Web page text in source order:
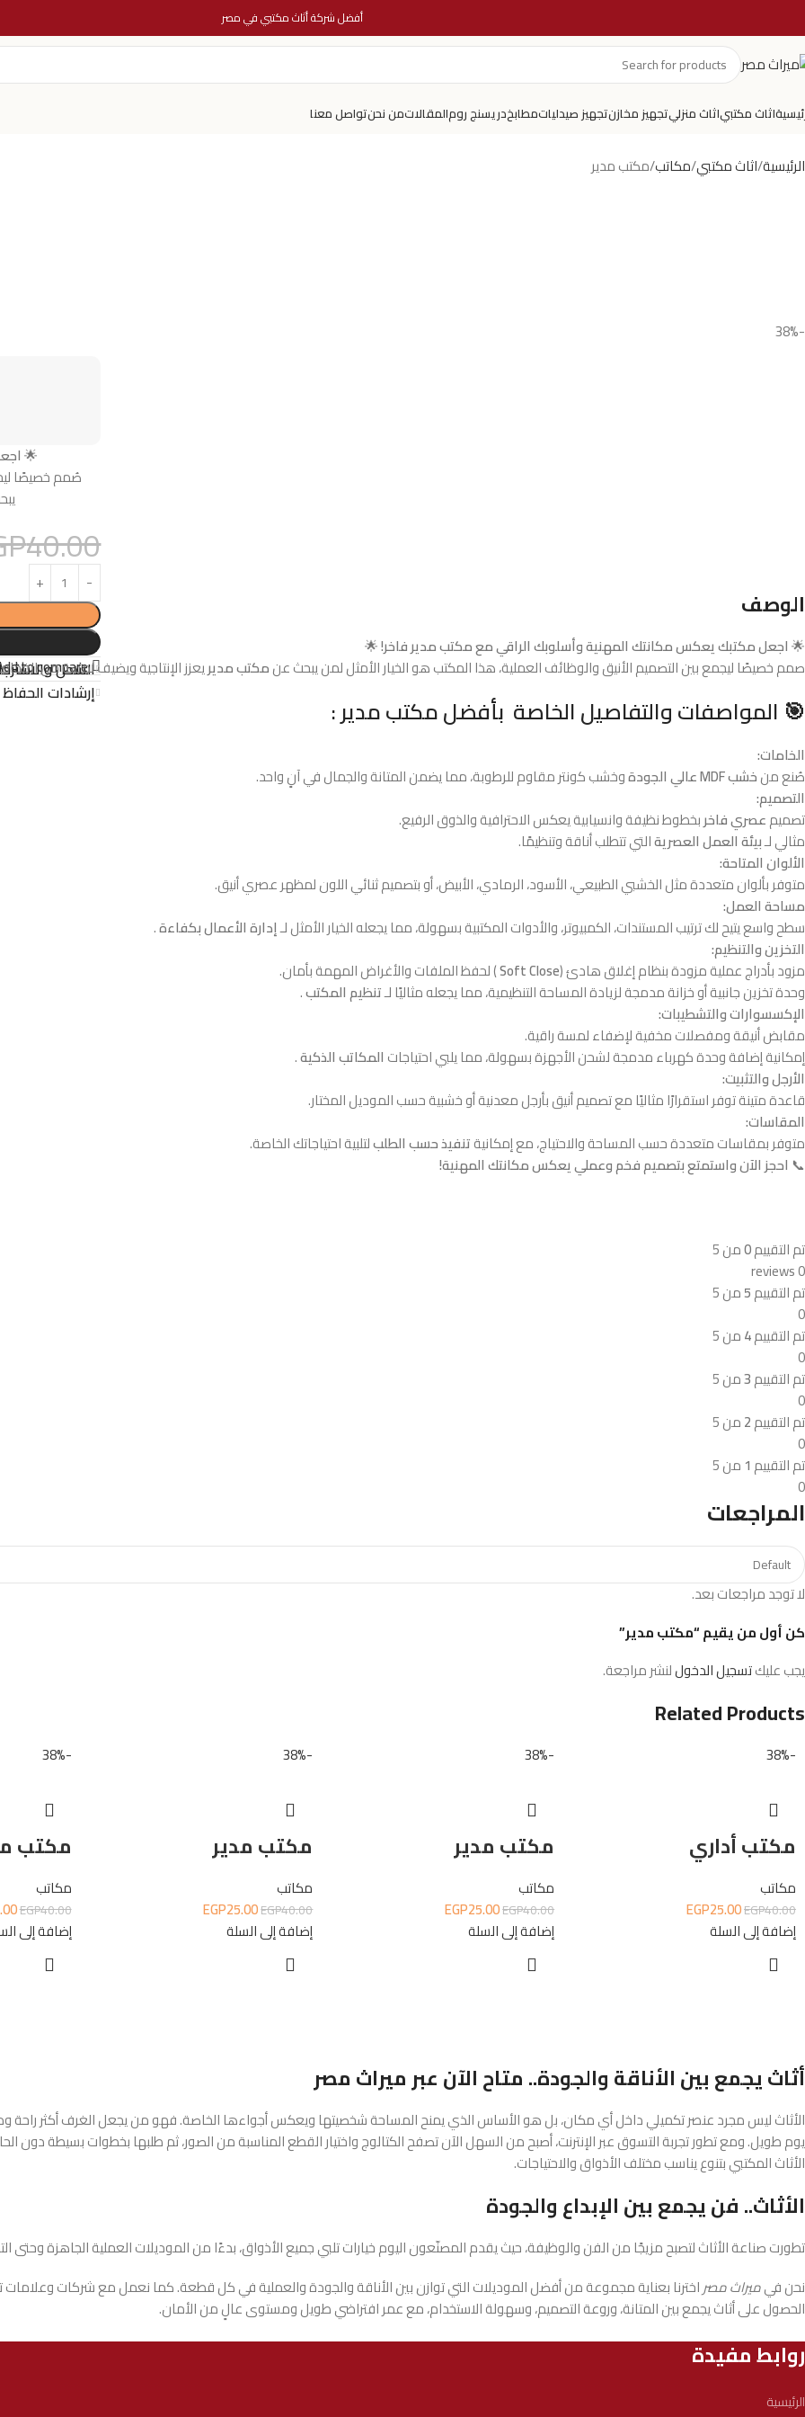
أفضل شركة أثاث مكتبي في مصر
اثاث مكتبياثاث منزليتجهيز مخازنتجهيز صيدلياتمطابخدريسنج رومالمقالاتمن نحنتواصل معنا
الرئيسية اثاث مكتبي مكاتب مكتب مدير
-38%
🌟
صُمم خصيصًا
40.00
to compare
الشحن
إرشادات
الوصف
🌟اجعل مكتبك يعكس مكانتك المهنية وأسلوبك الراقي مع مكتب مدير فاخر!🌟
صمم خصيصًا ليجمع بين التصميم الأنيق والوظائف العملية، هذا المكتب هو الخيار الأمثل لمن يبحث عنمكتب مديريعزز الإنتاجية ويضيف لمسة من
🎯 المواصفات والتفاصيل الخاصة بأفضل مكتب مدير :
الخامات:
صُنع منخشب MDF عالي الجودة
وخشب كونتر مقاوم للرطوبة، مما يضمن المتانة والجمال في آنٍ واحد.
التصميم:
تصميمعصري فاخربخطوط نظيفة وانسيابية يعكس الاحترافية والذوق الرفيع.
مثالي لـبيئة العمل العصريةالتي تتطلب أناقة وتنظيمًا.
الألوان المتاحة:
متوفر بألوان متعددة مثل الخشبي الطبيعي، الأسود، الرمادي، الأبيض، أو بتصميم ثنائي اللون لمظهر عصري أنيق.
مساحة العمل:
سطح واسع يتيح لك ترتيب المستندات، الكمبيوتر، والأدوات المكتبية بسهولة، مما يجعله الخيار الأمثل لـإدارة الأعمال بكفاءة.
التخزين والتنظيم:
مزود بأدراج عملية مزودة بنظام إغلاق هادئ (Soft Close) لحفظ الملفات والأغراض المهمة بأمان.
وحدة تخزين جانبية أو خزانة مدمجة لزيادة المساحة التنظيمية، مما يجعله مثاليًا لـتنظيم المكتب.
الإكسسوارات والتشطيبات:
مقابض أنيقة ومفصلات مخفية لإضفاء لمسة راقية.
إمكانية إضافة وحدة كهرباء مدمجة لشحن الأجهزة بسهولة، مما يلبي احتياجات المكاتب الذكية.
الأرجل والتثبيت:
قاعدة متينة توفر استقرارًا مثاليًا مع تصميم أنيق بأرجل معدنية أو خشبية حسب الموديل المختار.
المقاسات:
متوفر بمقاسات متعددة حسب المساحة والاحتياج، مع إمكانيةتنفيذ حسب الطلبلتلبية احتياجاتك الخاصة.
📞 احجز الآن واستمتع بتصميم فخم وعملي يعكس مكانتك المهنية!
تم التقييم0من 5
0 reviews
تم التقييم5من 5
0
تم التقييم4من 5
0
تم التقييم3من 5
0
تم التقييم2من 5
0
تم التقييم 1 من 5
0
المراجعات
لا توجد مراجعات بعد.
كن أول من يقيم “مكتب مدير”
يجب عليكتسجيل الدخوللنشر مراجعة.
Related Products
-38%
مكتب أداري
مكاتب
EGP40.00
EGP25.00
إضافة إلى السلة
-38%
مكتب مدير
مكاتب
EGP40.00
EGP25.00
إضافة إلى السلة
-38%
مكتب مدير
مكاتب
EGP40.00
EGP25.00
إضافة إلى السلة
-38%
مكتب
مكاتب
EGP40.00
إضافة إلى
أثاث يجمع بين الأناقة والجودة.. متاح الآن عبر ميراث مصر
الأثاث ليس مجرد عنصر تكميلي داخل أي مكان، بل هو الأساس الذي يمنح المساحة شخصيتها ويعكس أجواءها الخاصة. فهو من يجعل الغرف أكثر راحة
يوم طويل. ومع تطور تجربة التسوق عبر الإنترنت، أصبح من السهل الآن تصفح الكتالوج واختيار القطع المناسبة من الصور، ثم طلبها بخطوات بسيطة دون
الأثاث المكتبي بتنوع يناسب مختلف الأذواق والاحتياجات.
الأثاث.. فن يجمع بين الإبداع والجودة
تطورت صناعة الأثاث لتصبح مزيجًا من الفن والوظيفة، حيث يقدم المصنّعون اليوم خيارات تلبي جميع الأذواق، بدءًا من الموديلات العملية الجاهزة وحتى
نحن فيميراث مصراخترنا بعناية مجموعة من أفضل الموديلات التي توازن بين الأناقة والجودة والعملية في كل قطعة. كما نعمل مع شركات وعلامات
الحصول على أثاث يجمع بين المتانة، وروعة التصميم، وسهولة الاستخدام، مع عمر افتراضي طويل ومستوى عالٍ من الأمان.
روابط مفيدة
الرئيسية